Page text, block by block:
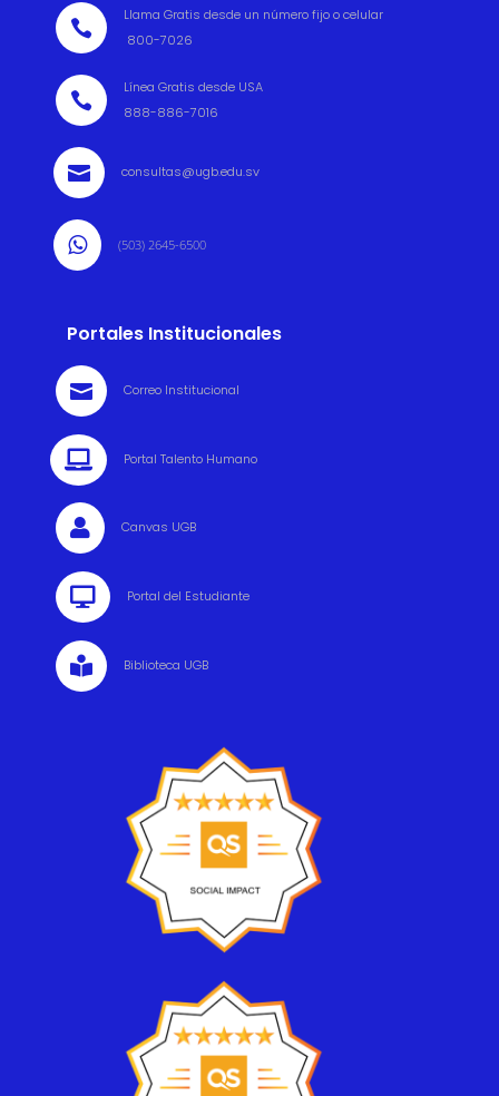

Llama Gratis desde un número fijo o celular
800-7026

Línea Gratis desde USA
888-886-7016
 consultas@ugb.edu.sv
 (503) 2645-6500
Portales Institucionales
 Correo Institucional
 Portal Talento Humano
 Canvas UGB
 Portal del Estudiante
 Biblioteca UGB